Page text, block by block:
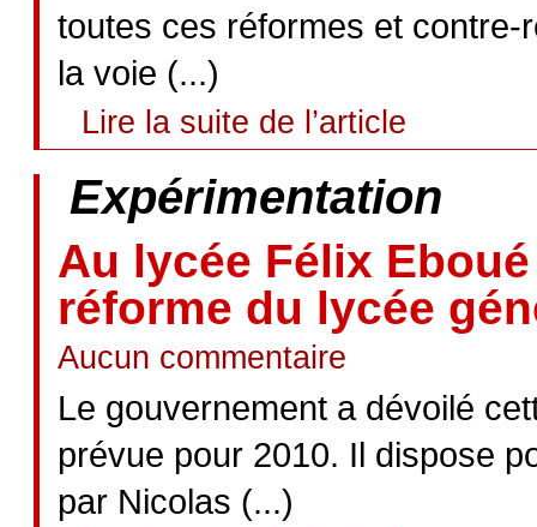
toutes ces réformes et
la voie (...)
Lire la suite de l’article
Expérimentation
Au lycée Félix
réforme du lycée
Aucun commentaire
Le gouvernement a dévoilé
prévue pour 2010. Il dispose
par Nicolas (...)